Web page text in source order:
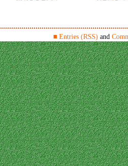
■ Entries (RSS) and